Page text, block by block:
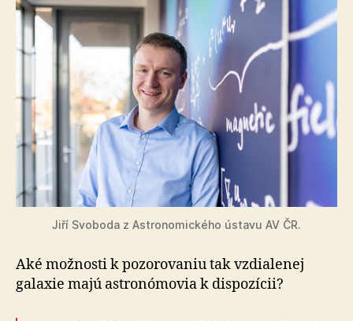
Jiří Svoboda z Astronomického ústavu AV ČR.
Aké možnosti k pozorovaniu tak vzdialenej
galaxie majú astronómovia k dispozícii?